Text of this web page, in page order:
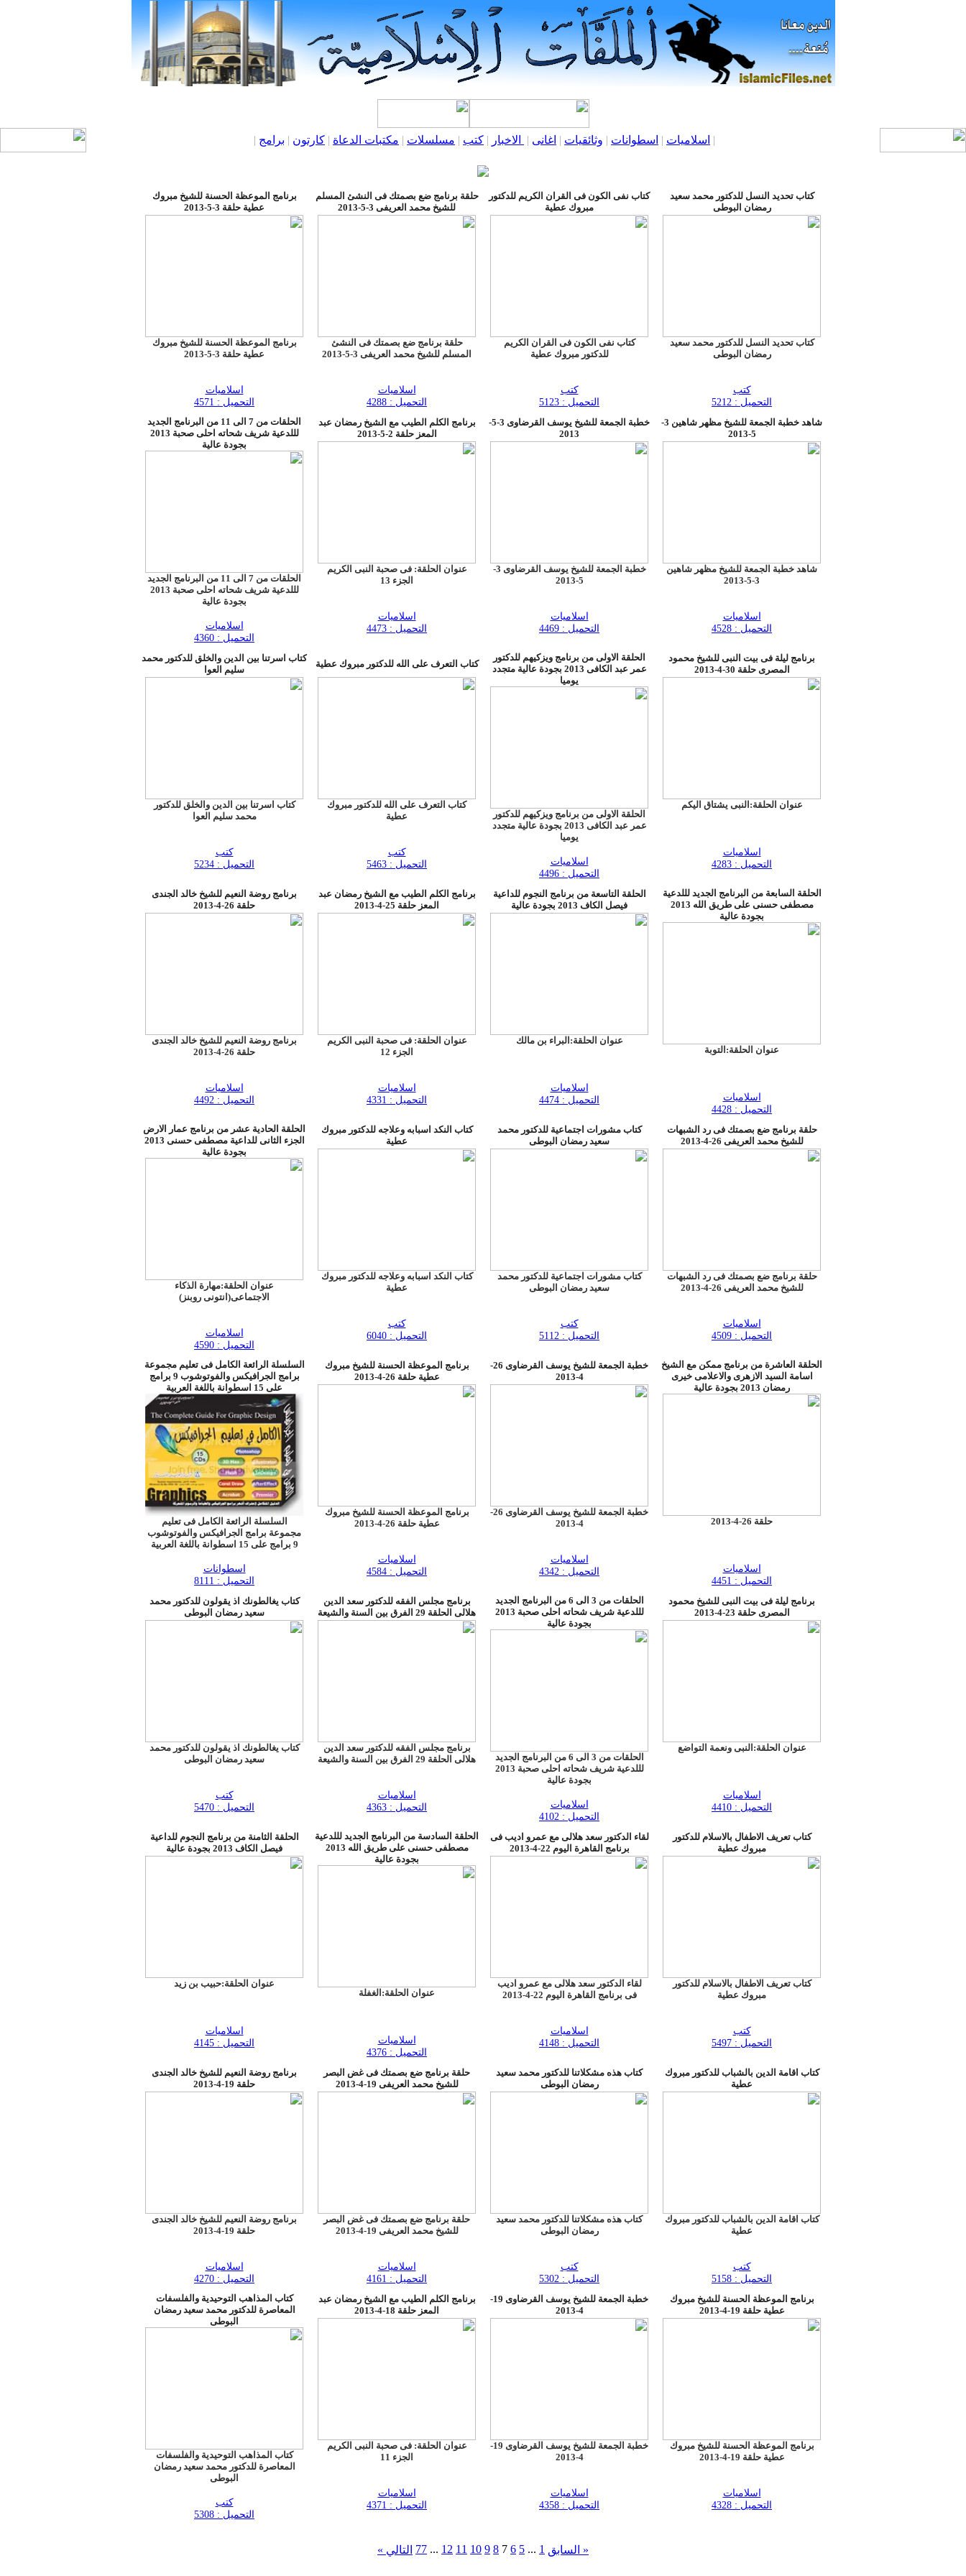
| اسلاميات | اسطوانات | وثائقيات | اغانى | الاخبار | كتب | مسلسلات | مكتبات الدعاة | كارتون | برامج |
كتاب تحديد النسل للدكتور محمد سعيد
رمضان البوطى
كتاب تحديد النسل للدكتور محمد سعيد
رمضان البوطى
كتب
التحميل : 5212
كتاب نفى الكون فى القران الكريم للدكتور
مبروك عطية
كتاب نفى الكون فى القران الكريم
للدكتور مبروك عطية
كتب
التحميل : 5123
حلقة برنامج ضع بصمتك فى النشئ المسلم
للشيخ محمد العريفى 3-5-2013
حلقة برنامج ضع بصمتك فى النشئ
المسلم للشيخ محمد العريفى 3-5-2013
اسلاميات
التحميل : 4288
برنامج الموعظة الحسنة للشيخ مبروك
عطية حلقة 3-5-2013
برنامج الموعظة الحسنة للشيخ مبروك
عطية حلقة 3-5-2013
اسلاميات
التحميل : 4571
شاهد خطبة الجمعة للشيخ مظهر شاهين 3-
5-2013
شاهد خطبة الجمعة للشيخ مظهر شاهين
3-5-2013
اسلاميات
التحميل : 4528
خطبة الجمعة للشيخ يوسف القرضاوى 3-5-
2013
خطبة الجمعة للشيخ يوسف القرضاوى 3-
5-2013
اسلاميات
التحميل : 4469
برنامج الكلم الطيب مع الشيخ رمضان عبد
المعز حلقة 2-5-2013
عنوان الحلقة: فى صحبة النبى الكريم
الجزء 13
اسلاميات
التحميل : 4473
الحلقات من 7 الى 11 من البرنامج الجديد
لللدعية شريف شحاته احلى صحبة 2013
بجودة عالية
الحلقات من 7 الى 11 من البرنامج الجديد
لللدعية شريف شحاته احلى صحبة 2013
بجودة عالية
اسلاميات
التحميل : 4360
برنامج ليلة فى بيت النبى للشيخ محمود
المصرى حلقة 30-4-2013
عنوان الحلقة:النبى يشتاق اليكم
اسلاميات
التحميل : 4283
الحلقة الاولى من برنامج ويزكيهم للدكتور
عمر عبد الكافى 2013 بجودة عالية متجدد
يوميا
الحلقة الاولى من برنامج ويزكيهم للدكتور
عمر عبد الكافى 2013 بجودة عالية متجدد
يوميا
اسلاميات
التحميل : 4496
كتاب التعرف على الله للدكتور مبروك عطية
كتاب التعرف على الله للدكتور مبروك
عطية
كتب
التحميل : 5463
كتاب اسرتنا بين الدين والخلق للدكتور محمد
سليم العوا
كتاب اسرتنا بين الدين والخلق للدكتور
محمد سليم العوا
كتب
التحميل : 5234
الحلقة السابعة من البرنامج الجديد لللدعية
مصطفى حسنى على طريق الله 2013
بجودة عالية
عنوان الحلقة:التوبة
اسلاميات
التحميل : 4428
الحلقة التاسعة من برنامج النجوم للداعية
فيصل الكاف 2013 بجودة عالية
عنوان الحلقة:البراء بن مالك
اسلاميات
التحميل : 4474
برنامج الكلم الطيب مع الشيخ رمضان عبد
المعز حلقة 25-4-2013
عنوان الحلقة: فى صحبة النبى الكريم
الجزء 12
اسلاميات
التحميل : 4331
برنامج روضة النعيم للشيخ خالد الجندى
حلقة 26-4-2013
برنامج روضة النعيم للشيخ خالد الجندى
حلقة 26-4-2013
اسلاميات
التحميل : 4492
حلقة برنامج ضع بصمتك فى رد الشبهات
للشيخ محمد العريفى 26-4-2013
حلقة برنامج ضع بصمتك فى رد الشبهات
للشيخ محمد العريفى 26-4-2013
اسلاميات
التحميل : 4509
كتاب مشورات اجتماعية للدكتور محمد
سعيد رمضان البوطى
كتاب مشورات اجتماعية للدكتور محمد
سعيد رمضان البوطى
كتب
التحميل : 5112
كتاب النكد اسبابه وعلاجه للدكتور مبروك
عطية
كتاب النكد اسبابه وعلاجه للدكتور مبروك
عطية
كتب
التحميل : 6040
الحلقة الحادية عشر من برنامج عمار الارض
الجزء الثانى للداعية مصطفى حسنى 2013
بجودة عالية
عنوان الحلقة:مهارة الذكاء
الاجتماعى(انتونى روبنز)
اسلاميات
التحميل : 4590
الحلقة العاشرة من برنامج ممكن مع الشيخ
اسامة السيد الازهرى والاعلامى خيرى
رمضان 2013 بجودة عالية
حلقة 26-4-2013
اسلاميات
التحميل : 4451
خطبة الجمعة للشيخ يوسف القرضاوى 26-
4-2013
خطبة الجمعة للشيخ يوسف القرضاوى 26-
4-2013
اسلاميات
التحميل : 4342
برنامج الموعظة الحسنة للشيخ مبروك
عطية حلقة 26-4-2013
برنامج الموعظة الحسنة للشيخ مبروك
عطية حلقة 26-4-2013
اسلاميات
التحميل : 4584
السلسلة الرائعة الكامل فى تعليم مجموعة
برامج الجرافيكس والفوتوشوب 9 برامج
على 15 اسطوانة باللغة العربية
السلسلة الرائعة الكامل فى تعليم
مجموعة برامج الجرافيكس والفوتوشوب
9 برامج على 15 اسطوانة باللغة العربية
اسطوانات
التحميل : 8111
برنامج ليلة فى بيت النبى للشيخ محمود
المصرى حلقة 23-4-2013
عنوان الحلقة:النبى ونعمة التواضع
اسلاميات
التحميل : 4410
الحلقات من 3 الى 6 من البرنامج الجديد
لللدعية شريف شحاته احلى صحبة 2013
بجودة عالية
الحلقات من 3 الى 6 من البرنامج الجديد
لللدعية شريف شحاته احلى صحبة 2013
بجودة عالية
اسلاميات
التحميل : 4102
برنامج مجلس الفقه للدكتور سعد الدين
هلالى الحلقة 29 الفرق بين السنة والشيعة
برنامج مجلس الفقه للدكتور سعد الدين
هلالى الحلقة 29 الفرق بين السنة والشيعة
اسلاميات
التحميل : 4363
كتاب يغالطونك اذ يقولون للدكتور محمد
سعيد رمضان البوطى
كتاب يغالطونك اذ يقولون للدكتور محمد
سعيد رمضان البوطى
كتب
التحميل : 5470
كتاب تعريف الاطفال بالاسلام للدكتور
مبروك عطية
كتاب تعريف الاطفال بالاسلام للدكتور
مبروك عطية
كتب
التحميل : 5497
لقاء الدكتور سعد هلالى مع عمرو اديب فى
برنامج القاهرة اليوم 22-4-2013
لقاء الدكتور سعد هلالى مع عمرو اديب
فى برنامج القاهرة اليوم 22-4-2013
اسلاميات
التحميل : 4148
الحلقة السادسة من البرنامج الجديد لللدعية
مصطفى حسنى على طريق الله 2013
بجودة عالية
عنوان الحلقة:الغفلة
اسلاميات
التحميل : 4376
الحلقة الثامنة من برنامج النجوم للداعية
فيصل الكاف 2013 بجودة عالية
عنوان الحلقة:حبيب بن زيد
اسلاميات
التحميل : 4145
كتاب اقامة الدين بالشباب للدكتور مبروك
عطية
كتاب اقامة الدين بالشباب للدكتور مبروك
عطية
كتب
التحميل : 5158
كتاب هذه مشكلاتنا للدكتور محمد سعيد
رمضان البوطى
كتاب هذه مشكلاتنا للدكتور محمد سعيد
رمضان البوطى
كتب
التحميل : 5302
حلقة برنامج ضع بصمتك فى غض البصر
للشيخ محمد العريفى 19-4-2013
حلقة برنامج ضع بصمتك فى غض البصر
للشيخ محمد العريفى 19-4-2013
اسلاميات
التحميل : 4161
برنامج روضة النعيم للشيخ خالد الجندى
حلقة 19-4-2013
برنامج روضة النعيم للشيخ خالد الجندى
حلقة 19-4-2013
اسلاميات
التحميل : 4270
برنامج الموعظة الحسنة للشيخ مبروك
عطية حلقة 19-4-2013
برنامج الموعظة الحسنة للشيخ مبروك
عطية حلقة 19-4-2013
اسلاميات
التحميل : 4328
خطبة الجمعة للشيخ يوسف القرضاوى 19-
4-2013
خطبة الجمعة للشيخ يوسف القرضاوى 19-
4-2013
اسلاميات
التحميل : 4358
برنامج الكلم الطيب مع الشيخ رمضان عبد
المعز حلقة 18-4-2013
عنوان الحلقة: فى صحبة النبى الكريم
الجزء 11
اسلاميات
التحميل : 4371
كتاب المذاهب التوحيدية والفلسفات
المعاصرة للدكتور محمد سعيد رمضان
البوطى
كتاب المذاهب التوحيدية والفلسفات
المعاصرة للدكتور محمد سعيد رمضان
البوطى
كتب
التحميل : 5308
« السابق 1
...
5
6
7
8
9
10
11
12
...
77 التالي »